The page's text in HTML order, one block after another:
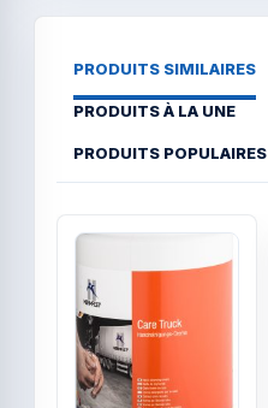
PRODUITS SIMILAIRES
PRODUITS À LA UNE
PRODUITS POPULAIRES